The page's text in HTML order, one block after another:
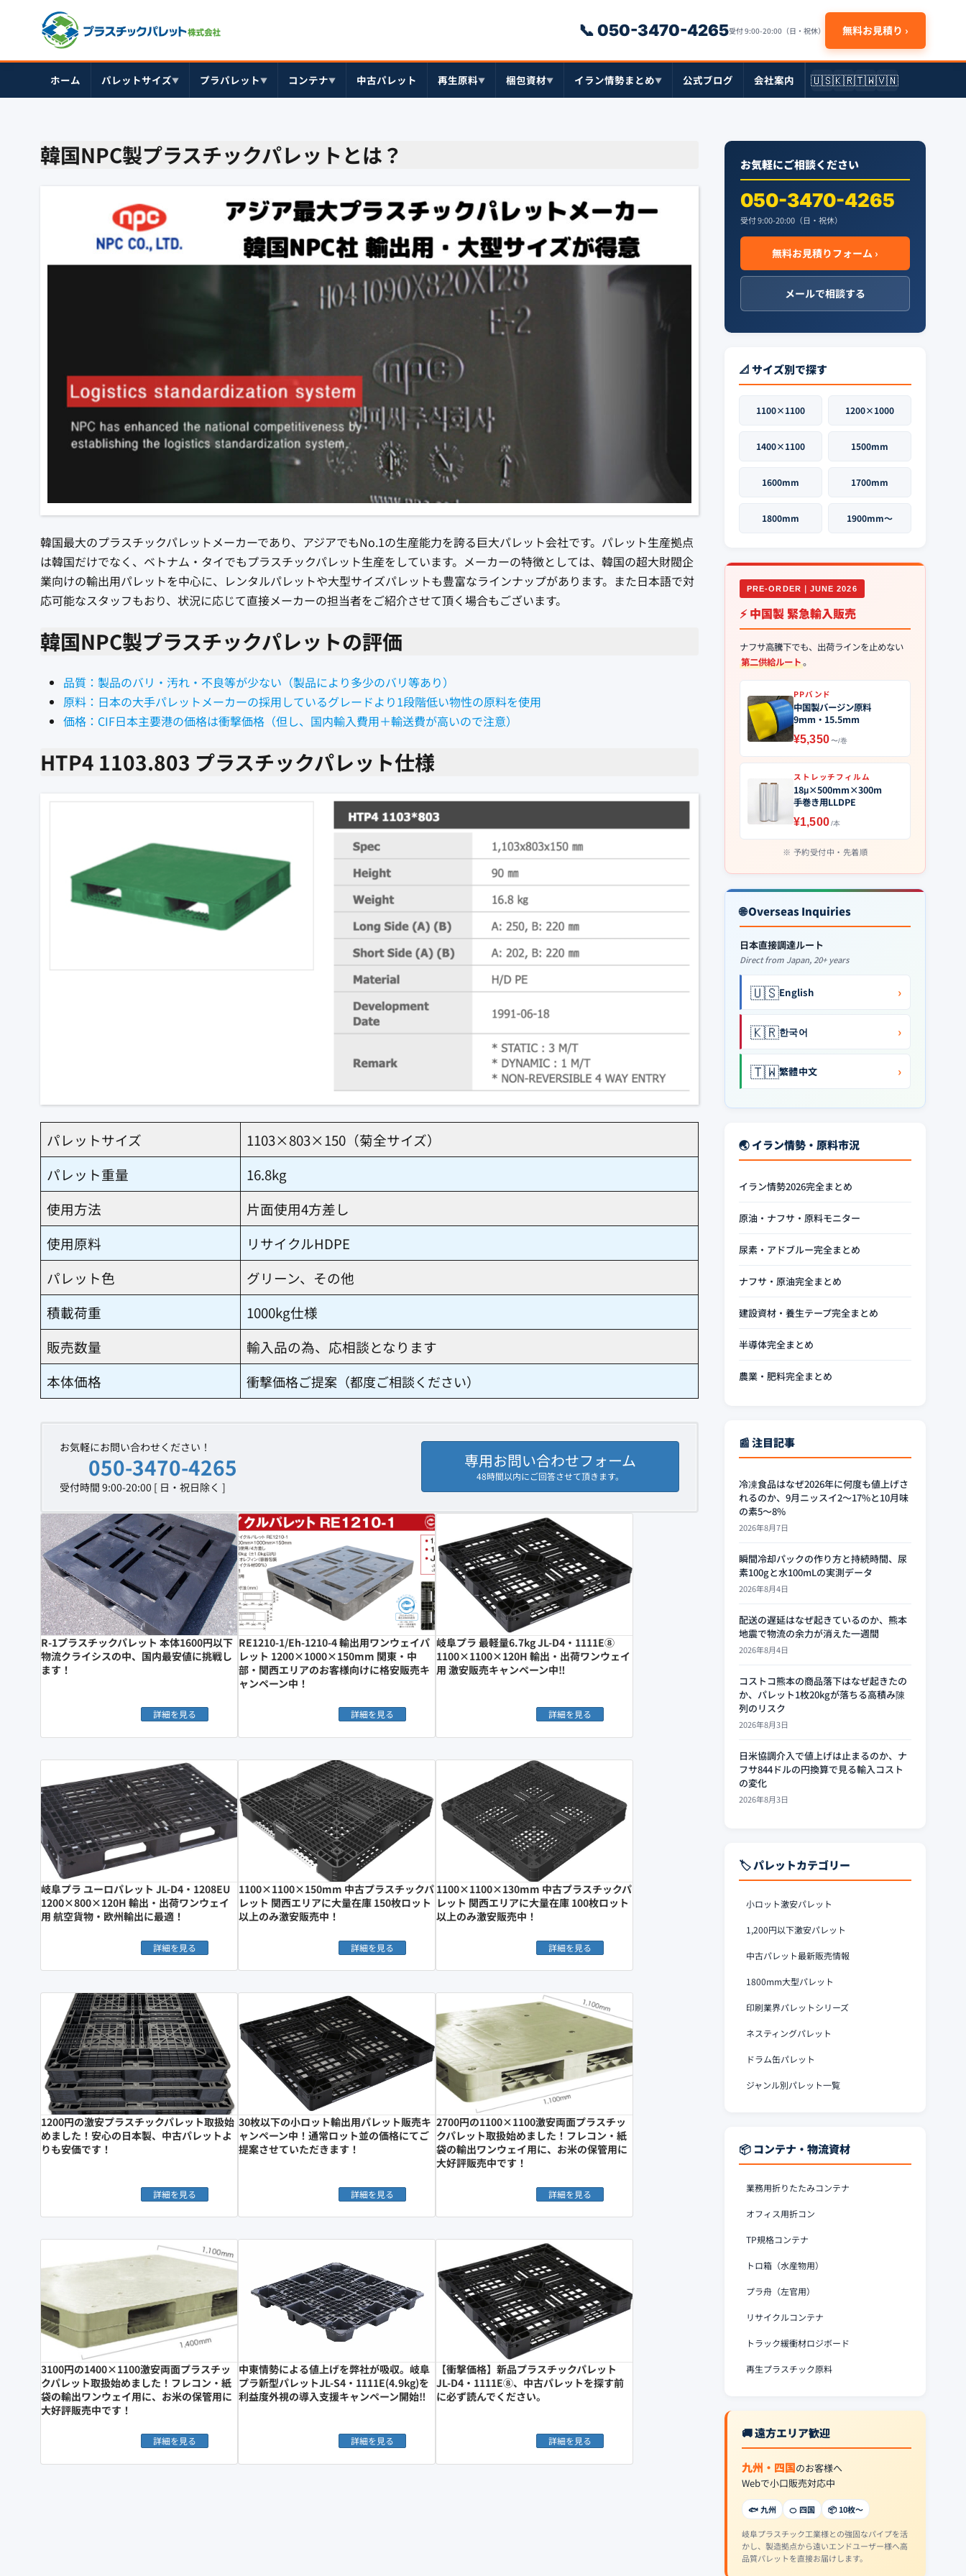
📞 050-3470-4265受付 9:00-20:00（日・祝休） 無料お見積り ›
ホーム パレットサイズ▼ プラパレット▼ コンテナ▼ 中古パレット 再生原料▼ 梱包資材▼ イラン情勢まとめ▼ 公式ブログ 会社案内 🇺🇸🇰🇷🇹🇼🇻🇳
韓国NPC製プラスチックパレットとは？
韓国最大のプラスチックパレットメーカーであり、アジアでもNo.1の生産能力を誇る巨大パレット会社です。パレット生産拠点
は韓国だけでなく、ベトナム・タイでもプラスチックパレット生産をしています。メーカーの特徴としては、韓国の超大財閥企
業向けの輸出用パレットを中心に、レンタルパレットや大型サイズパレットも豊富なラインナップがあります。また日本語で対
応可能なスタッフもおり、状況に応じて直接メーカーの担当者をご紹介させて頂く場合もございます。
韓国NPC製プラスチックパレットの評価
品質：製品のバリ・汚れ・不良等が少ない（製品により多少のバリ等あり）
原料：日本の大手パレットメーカーの採用しているグレードより1段階低い物性の原料を使用
価格：CIF日本主要港の価格は衝撃価格（但し、国内輸入費用＋輸送費が高いので注意）
HTP4 1103.803 プラスチックパレット仕様
パレットサイズ
1103×803×150（菊全サイズ）
パレット重量
16.8kg
使用方法
片面使用4方差し
使用原料
リサイクルHDPE
パレット色
グリーン、その他
積載荷重
1000kg仕様
販売数量
輸入品の為、応相談となります
本体価格
衝撃価格ご提案（都度ご相談ください）
お気軽にお問い合わせください！
050-3470-4265
受付時間 9:00-20:00 [ 日・祝日除く ]
専用お問い合わせフォーム
48時間以内にご回答させて頂きます。
R-1プラスチックパレット 本体1600円以下
物流クライシスの中、国内最安値に挑戦し
ます！
詳細を見る
RE1210-1/Eh-1210-4 輸出用ワンウェイパ
レット 1200×1000×150mm 関東・中
部・関西エリアのお客様向けに格安販売キ
ャンペーン中！
詳細を見る
岐阜プラ 最軽量6.7kg JL-D4・1111E⑧
1100×1100×120H 輸出・出荷ワンウェイ
用 激安販売キャンペーン中‼︎
詳細を見る
岐阜プラ ユーロパレット JL-D4・1208EU
1200×800×120H 輸出・出荷ワンウェイ
用 航空貨物・欧州輸出に最適！
詳細を見る
1100×1100×150mm 中古プラスチックパ
レット 関西エリアに大量在庫 150枚ロット
以上のみ激安販売中！
詳細を見る
1100×1100×130mm 中古プラスチックパ
レット 関西エリアに大量在庫 100枚ロット
以上のみ激安販売中！
詳細を見る
1200円の激安プラスチックパレット取扱始
めました！安心の日本製、中古パレットよ
りも安価です！
詳細を見る
30枚以下の小ロット輸出用パレット販売キ
ャンペーン中！通常ロット並の価格にてご
提案させていただきます！
詳細を見る
2700円の1100×1100激安両面プラスチッ
クパレット取扱始めました！フレコン・紙
袋の輸出ワンウェイ用に、お米の保管用に
大好評販売中です！
詳細を見る
3100円の1400×1100激安両面プラスチッ
クパレット取扱始めました！フレコン・紙
袋の輸出ワンウェイ用に、お米の保管用に
大好評販売中です！
詳細を見る
中東情勢による値上げを弊社が吸収。岐阜
プラ新型パレットJL-S4・1111E(4.9kg)を
利益度外視の導入支援キャンペーン開始‼︎
詳細を見る
【衝撃価格】新品プラスチックパレット
JL-D4・1111E⑧、中古パレットを探す前
に必ず読んでください。
詳細を見る
お気軽にご相談ください
050-3470-4265
受付 9:00-20:00（日・祝休）
無料お見積りフォーム ›
メールで相談する
📐 サイズ別で探す
1100×1100 1200×1000
1400×1100 1500mm
1600mm 1700mm
1800mm 1900mm〜
PRE-ORDER｜JUNE 2026
⚡ 中国製 緊急輸入販売
ナフサ高騰下でも、出荷ラインを止めない
第二供給ルート。
PPバンド
中国製バージン原料
9mm・15.5mm
¥5,350〜/巻
ストレッチフィルム
18μ×500mm×300m
手巻き用LLDPE
¥1,500/本
予約受付中・先着順
🌐 Overseas Inquiries
日本直接調達ルート
Direct from Japan, 20+ years
🇺🇸English ›
🇰🇷한국어 ›
🇹🇼繁體中文 ›
🌏 イラン情勢・原料市況
イラン情勢2026完全まとめ
原油・ナフサ・原料モニター
尿素・アドブルー完全まとめ
ナフサ・原油完全まとめ
建設資材・養生テープ完全まとめ
半導体完全まとめ
農業・肥料完全まとめ
📰 注目記事
冷凍食品はなぜ2026年に何度も値上げさ
れるのか、9月ニッスイ2〜17%と10月味
の素5〜8%
2026年8月7日
瞬間冷却パックの作り方と持続時間、尿
素100gと水100mLの実測データ
2026年8月4日
配送の遅延はなぜ起きているのか、熊本
地震で物流の余力が消えた一週間
2026年8月4日
コストコ熊本の商品落下はなぜ起きたの
か、パレット1枚20kgが落ちる高積み陳
列のリスク
2026年8月3日
日米協調介入で値上げは止まるのか、ナ
フサ844ドルの円換算で見る輸入コスト
の変化
2026年8月3日
🏷️ パレットカテゴリー
小ロット激安パレット
1,200円以下激安パレット
中古パレット最新販売情報
1800mm大型パレット
印刷業界パレットシリーズ
ネスティングパレット
ドラム缶パレット
ジャンル別パレット一覧
📦 コンテナ・物流資材
業務用折りたたみコンテナ
オフィス用折コン
TP規格コンテナ
トロ箱（水産物用）
プラ舟（左官用）
リサイクルコンテナ
トラック緩衝材ロジボード
再生プラスチック原料
🚚 遠方エリア歓迎
九州・四国のお客様へ
Webで小口販売対応中
🐟 九州 🍊 四国 📦 10枚〜
岐阜プラスチック工業様との強固なパイプを活
かし、製造拠点から遠いエンドユーザー様へ高
品質パレットを直接お届けします。